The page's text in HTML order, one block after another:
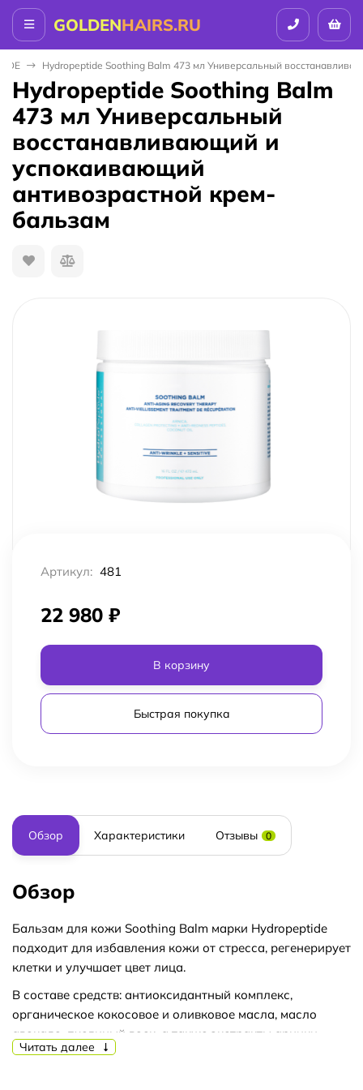
GOLDENHAIRS.RU
Hydropeptide Soothing Balm 473 мл Универсальный
Hydropeptide Soothing Balm
473 мл Универсальный
восстанавливающий и
успокаивающий
антивозрастной крем-
бальзам
Артикул: 481
22 980 ₽
В корзину
Быстрая покупка
Обзор Характеристики Отзывы 0
Обзор
Бальзам для кожи Soothing Balm марки Hydropeptide
подходит для избавления кожи от стресса, регенерирует
клетки и улучшает цвет лица.
В составе средств: антиоксидантный комплекс,
органическое кокосовое и оливковое масла, масло
авокадо, пчелиный воск, а также экстракты арники,
розмарина, лимона и апельсина.
Читать далее